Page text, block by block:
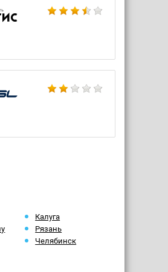
Калуга
Рязань
Челябинск